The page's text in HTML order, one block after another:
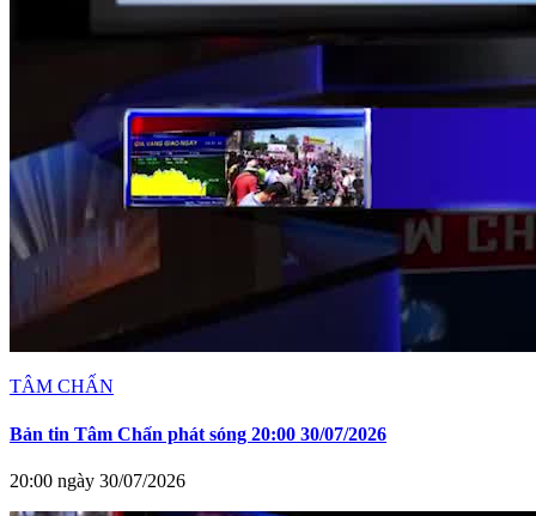
TÂM CHẤN
Bản tin Tâm Chấn phát sóng 20:00 30/07/2026
20:00 ngày 30/07/2026